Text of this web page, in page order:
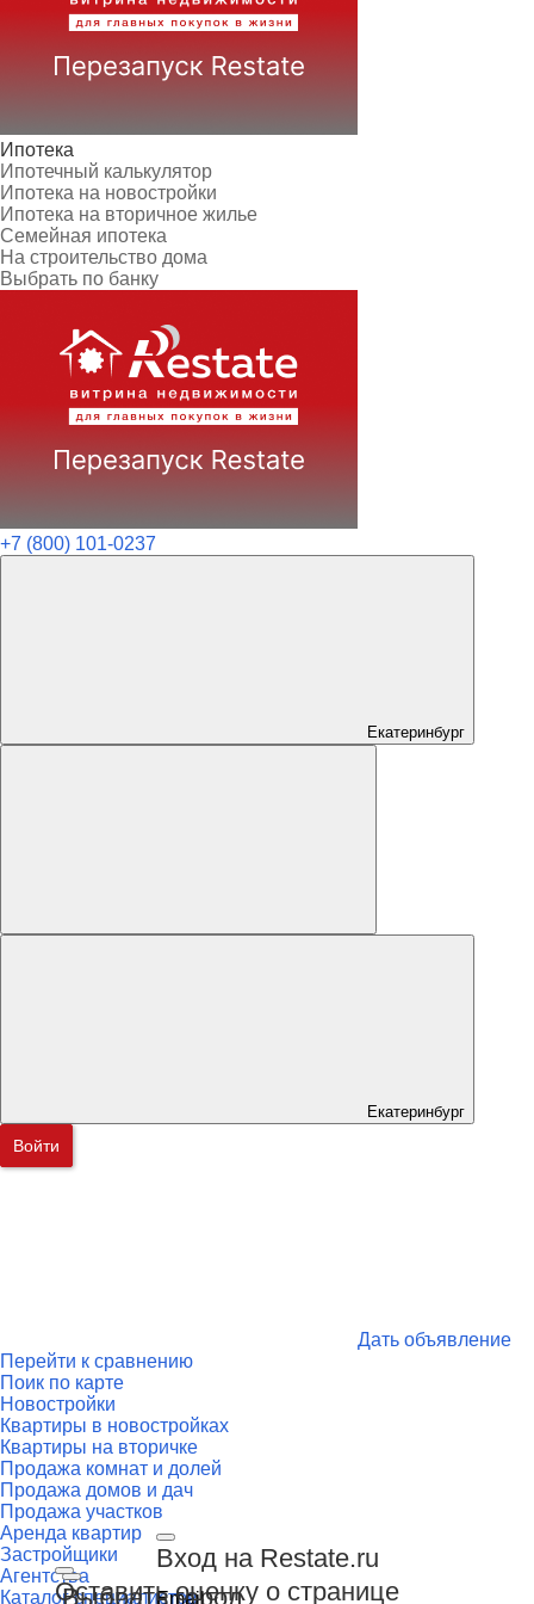
Ипотека
Ипотечный калькулятор
Ипотека на новостройки
Ипотека на вторичное жилье
Семейная ипотека
На строительство дома
Выбрать по банку
+7 (800) 101-0237
Екатеринбург
Екатеринбург
Войти
Дать объявление
Перейти к сравнению
Поик по карте
Новостройки
Квартиры в новостройках
Квартиры на вторичке
Продажа комнат и долей
Продажа домов и дач
Продажа участков
Аренда квартир
Застройщики
Агентства
Каталог специалистов
Выбрать город
Вход на Restate.ru
Email
Оставить оценку о странице